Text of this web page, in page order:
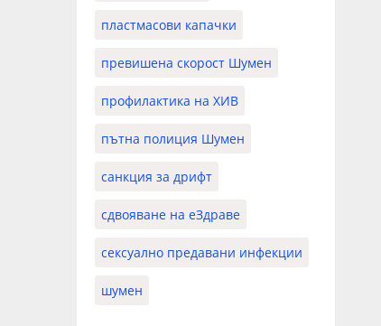
пластмасови капачки
превишена скорост Шумен
профилактика на ХИВ
пътна полиция Шумен
санкция за дрифт
сдвояване на еЗдраве
сексуално предавани инфекции
шумен